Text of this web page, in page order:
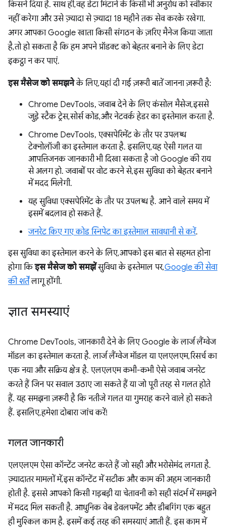
किसने दिया है. साथ ही, वह डेटा मिटाने के किसी भी अनुरोध को स्वीकार
नहीं करेगा और उसे ज़्यादा से ज़्यादा 18 महीने तक सेव करके रखेगा.
अगर आपका Google खाता किसी संगठन के ज़रिए मैनेज किया जाता
है, तो हो सकता है कि हम अपने प्रॉडक्ट को बेहतर बनाने के लिए डेटा
इकट्ठा न कर पाएं.
इस मैसेज को समझनेके लिए, यहां दी गई ज़रूरी बातें जानना ज़रूरी है:
Chrome DevTools, जवाब देने के लिए कंसोल मैसेज, इससे
जुड़े स्टैक ट्रेस, सोर्स कोड, और नेटवर्क हेडर का इस्तेमाल करता है.
Chrome DevTools, एक्सपेरिमेंट के तौर पर उपलब्ध
टेक्नोलॉजी का इस्तेमाल करता है. इसलिए, यह ऐसी गलत या
आपत्तिजनक जानकारी भी दिखा सकता है जो Google की राय
से अलग हो. जवाबों पर वोट करने से, इस सुविधा को बेहतर बनाने
में मदद मिलेगी.
यह सुविधा एक्सपेरिमेंट के तौर पर उपलब्ध है. आने वाले समय में
इसमें बदलाव हो सकते हैं.
जनरेट किए गए कोड स्निपेट का इस्तेमाल सावधानी से करें.
इस सुविधा का इस्तेमाल करने के लिए, आपको इस बात से सहमत होना
होगा किइस मैसेज को समझेंसुविधा के इस्तेमाल पर,Google की सेवा
की शर्तेंलागू होंगी.
ज्ञात समस्याएं
Chrome DevTools, जानकारी देने के लिए Google के लार्ज लैंग्वेज
मॉडल का इस्तेमाल करता है. लार्ज लैंग्वेज मॉडल या एलएलएम, रिसर्च का
एक नया और सक्रिय क्षेत्र है. एलएलएम कभी-कभी ऐसे जवाब जनरेट
करते हैं जिन पर सवाल उठाए जा सकते हैं या जो पूरी तरह से गलत होते
हैं. यह समझना ज़रूरी है कि नतीजे गलत या गुमराह करने वाले हो सकते
हैं. इसलिए, हमेशा दोबारा जांच करें!
गलत जानकारी
एलएलएम ऐसा कॉन्टेंट जनरेट करते हैं जो सही और भरोसेमंद लगता है.
ज़्यादातर मामलों में, इस कॉन्टेंट में सटीक और काम की अहम जानकारी
होती है. इससे आपको किसी गड़बड़ी या चेतावनी को सही संदर्भ में समझने
में मदद मिल सकती है. आधुनिक वेब डेवलपमेंट और डीबगिंग एक बहुत
ही मुश्किल काम है. इसमें कई तरह की समस्याएं आती हैं. इस काम में